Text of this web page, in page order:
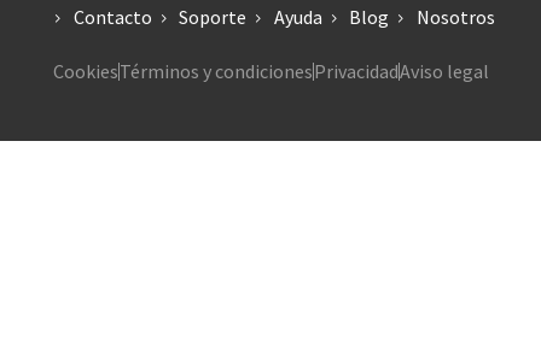
Contacto Soporte Ayuda Blog Nosotros
CookiesTérminos y condicionesPrivacidadAviso legal